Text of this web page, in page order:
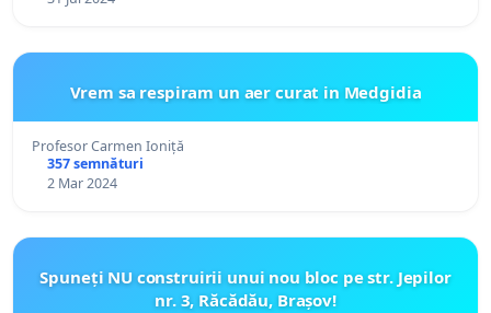
Vrem sa respiram un aer curat in Medgidia
Profesor Carmen Ioniță
357 semnături
2 Mar 2024
Spuneți NU construirii unui nou bloc pe str. Jepilor
nr. 3, Răcădău, Brașov!